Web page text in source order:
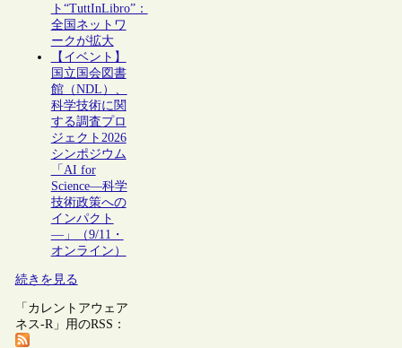
ト“TuttInLibro”：
全国ネットワ
ークが拡大
【イベント】
国立国会図書
館（NDL）、
科学技術に関
する調査プロ
ジェクト2026
シンポジウム
「AI for
Science―科学
技術政策への
インパクト
―」（9/11・
オンライン）
続きを見る
「カレントアウェア
ネス-R」用のRSS：